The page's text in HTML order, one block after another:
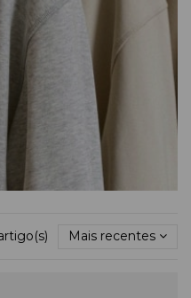
Mais recentes